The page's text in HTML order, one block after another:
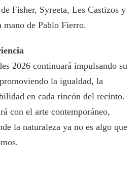
Fisher, Syreeta, Les Castizos y
mano de Pablo Fierro.
2026 continuará impulsando su
la igualdad, la
en cada rincón del recinto.
con el arte contemporáneo,
la naturaleza ya no es algo que